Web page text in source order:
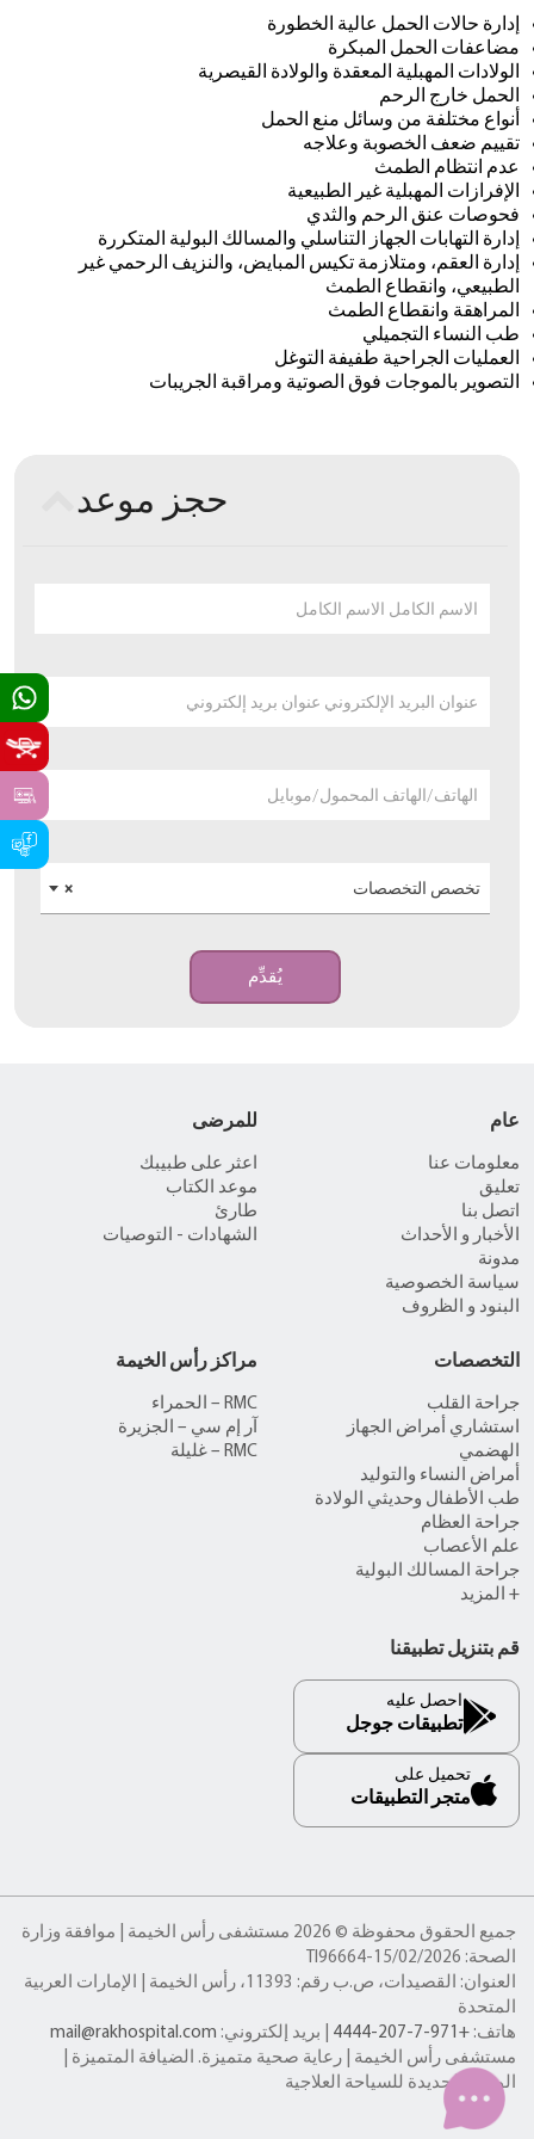
إدارة حالات الحمل عالية الخطورة
مضاعفات الحمل المبكرة
الولادات المهبلية المعقدة والولادة القيصرية
الحمل خارج الرحم
أنواع مختلفة من وسائل منع الحمل
تقييم ضعف الخصوبة وعلاجه
عدم انتظام الطمث
الإفرازات المهبلية غير الطبيعية
فحوصات عنق الرحم والثدي
إدارة التهابات الجهاز التناسلي والمسالك البولية المتكررة
إدارة العقم، ومتلازمة تكيس المبايض، والنزيف الرحمي غير
الطبيعي، وانقطاع الطمث
المراهقة وانقطاع الطمث
طب النساء التجميلي
العمليات الجراحية طفيفة التوغل
التصوير بالموجات فوق الصوتية ومراقبة الجريبات
حجز موعد
الاسم الكامل الاسم الكامل
عنوان البريد الإلكتروني عنوان بريد إلكتروني
الهاتف/الهاتف المحمول/موبايل
× تخصص التخصصات
يُقدِّم
عام
معلومات عنا
تعليق
اتصل بنا
الأخبار و الأحداث
مدونة
سياسة الخصوصية
البنود و الظروف
للمرضى
اعثر على طبيبك
موعد الكتاب
طارئ
الشهادات - التوصيات
التخصصات
جراحة القلب
استشاري أمراض الجهاز
الهضمي
أمراض النساء والتوليد
طب الأطفال وحديثي الولادة
جراحة العظام
علم الأعصاب
جراحة المسالك البولية
+ المزيد
مراكز رأس الخيمة
RMC – الحمراء
آر إم سي – الجزيرة
RMC – غليلة
قم بتنزيل تطبيقنا
احصل عليه
تطبيقات جوجل
تحميل على
متجر التطبيقات
جميع الحقوق محفوظة © 2026 مستشفى رأس الخيمة | موافقة وزارة
الصحة: TI96664-15/02/2026
العنوان: القصيدات، ص.ب رقم: 11393، رأس الخيمة | الإمارات العربية
المتحدة
هاتف: +971-7-207-4444 | بريد إلكتروني: mail@rakhospital.com
مستشفى رأس الخيمة | رعاية صحية متميزة. الضيافة المتميزة |
الوجهة الجديدة للسياحة العلاجية